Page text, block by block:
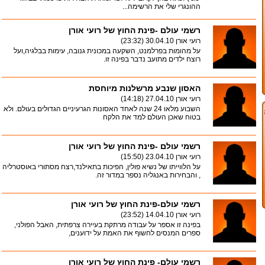
ההונגרי שלי את הרשימה...
רשמי עולם -פינת החוץ של רועי אורן
רועי אורן 30.04.10 (23:32)
על מהומות בפרלמנט, השקעה במכונית גנובה, עימות בבלגיה,ועל
רוצח ילדים מתועב נדבר בפינה זו.
האסון שנבע מרשלנות מיוחסת
רועי אורן 27.04.10 (14:18)
השבוע מלאו 24 שנה לאחד האסונות הגרעיניים הגדולים בעולם. ולא
בטוח שאכן העולם למד את הלקח
רשמי עולם -פינת החוץ של רועי אורן
רועי אורן 23.04.10 (15:50)
על הלווייתו של נשיא פולין, הפיכות בתאילנד,רצח מסתורי באוסטרליה
, והבחירות באנגליה נספר במדור זה.
רשמי עולם-פינת החוץ של רועי אורן
רועי אורן 14.04.10 (23:52)
בפינה זו אספר על עבודה מרתקת בעיירה צרפתית, האבל הפולני,
ספרים המנסים לחשוף את האמת על ידוענים,
רשמי עולם- פינת החוץ של רועי אורן